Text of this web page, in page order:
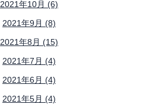
2021年10月 (6)
2021年9月 (8)
2021年8月 (15)
2021年7月 (4)
2021年6月 (4)
2021年5月 (4)